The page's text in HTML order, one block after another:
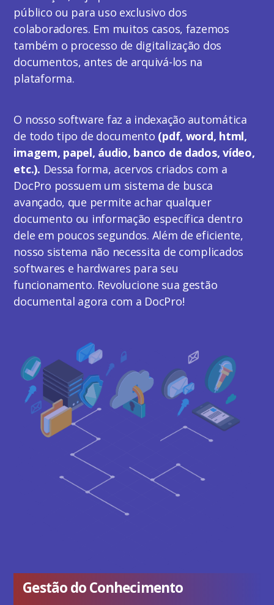
público ou para uso exclusivo dos
colaboradores. Em muitos casos, fazemos
também o processo de digitalização dos
documentos, antes de arquivá-los na
plataforma.
O nosso software faz a indexação automática
de todo tipo de documento (pdf, word, html,
imagem, papel, áudio, banco de dados, vídeo,
etc.). Dessa forma, acervos criados com a
DocPro possuem um sistema de busca
avançado, que permite achar qualquer
documento ou informação específica dentro
dele em poucos segundos. Além de eficiente,
nosso sistema não necessita de complicados
softwares e hardwares para seu
funcionamento. Revolucione sua gestão
documental agora com a DocPro!
Gestão do Conhecimento